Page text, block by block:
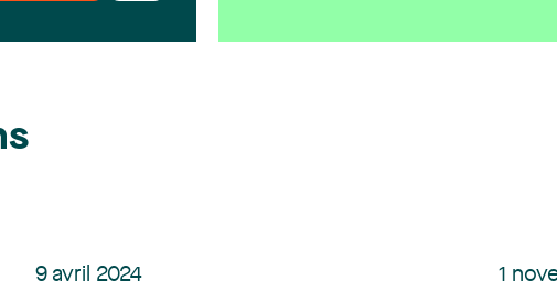
9 avril 2024 1